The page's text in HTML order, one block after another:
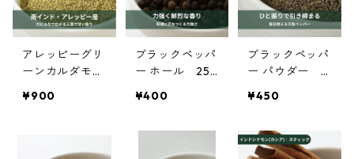
アレッピーグリ
ーンカルダモ
ー 25ｇ【オー
¥900
ブラックペッパ
ー ホール 25g
ク】
¥400
ブラックペッパ
ー パウダー 2
ク】
¥450